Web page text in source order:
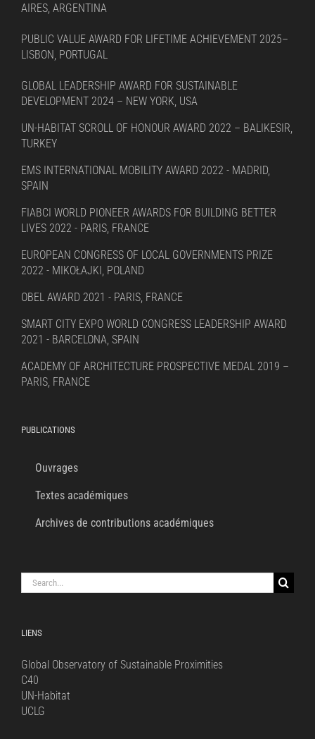
AIRES, ARGENTINA
PUBLIC VALUE AWARD FOR LIFETIME ACHIEVEMENT 2025–
LISBON, PORTUGAL
GLOBAL LEADERSHIP AWARD FOR SUSTAINABLE
DEVELOPMENT 2024 – NEW YORK, USA
UN-HABITAT SCROLL OF HONOUR AWARD 2022 – BALIKESIR,
TURKEY
EMS INTERNATIONAL MOBILITY AWARD 2022 - MADRID,
SPAIN
FIABCI WORLD PIONEER AWARDS FOR BUILDING BETTER
LIVES 2022 - PARIS, FRANCE
EUROPEAN CONGRESS OF LOCAL GOVERNMENTS PRIZE
2022 - MIKOŁAJKI, POLAND
OBEL AWARD 2021 - PARIS, FRANCE
SMART CITY EXPO WORLD CONGRESS LEADERSHIP AWARD
2021 - BARCELONA, SPAIN
ACADEMY OF ARCHITECTURE PROSPECTIVE MEDAL 2019 –
PARIS, FRANCE
PUBLICATIONS
Ouvrages
Textes académiques
Archives de contributions académiques
Search
for:
LIENS
Global Observatory of Sustainable Proximities
C40
UN-Habitat
UCLG